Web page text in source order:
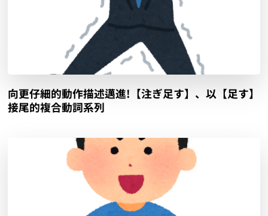
向更仔細的動作描述邁進!【注ぎ足す】、以【足す】
接尾的複合動詞系列